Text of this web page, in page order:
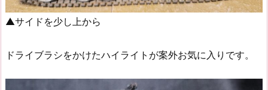
▲サイドを少し上から
ドライブラシをかけたハイライトが案外お気に入りです。